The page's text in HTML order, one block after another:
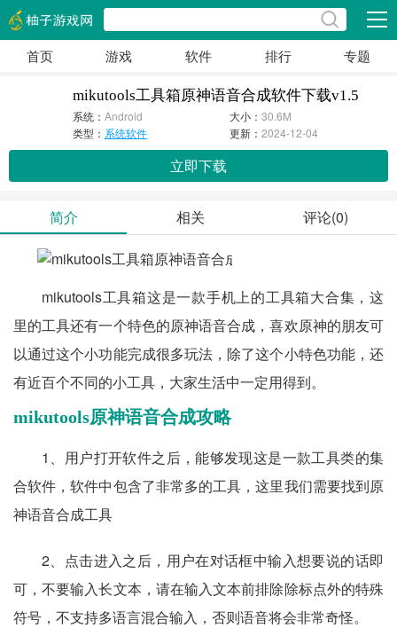
展开
首页 游戏 软件 排行 专题
mikutools工具箱原神语音合成软件下载v1.5
系统： Android 大小：30.6M
类型： 系统软件 更新：2024-12-04
立即下载
简介 相关 评论(0)
mikutools工具箱这是一款手机上的工具箱大合集，这
里的工具还有一个特色的原神语音合成，喜欢原神的朋友可
以通过这个小功能完成很多玩法，除了这个小特色功能，还
有近百个不同的小工具，大家生活中一定用得到。
mikutools原神语音合成攻略
1、用户打开软件之后，能够发现这是一款工具类的集
合软件，软件中包含了非常多的工具，这里我们需要找到原
神语音合成工具
2、点击进入之后，用户在对话框中输入想要说的话即
可，不要输入长文本，请在输入文本前排除除标点外的特殊
符号，不支持多语言混合输入，否则语音将会非常奇怪。